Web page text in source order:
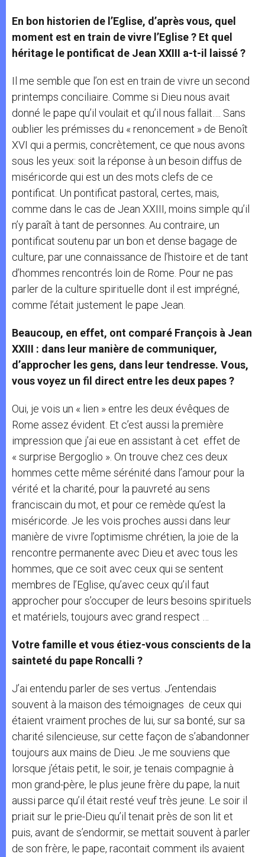
En bon historien de l’Eglise, d’après vous, quel
moment est en train de vivre l’Eglise ? Et quel
héritage le pontificat de Jean XXIII a-t-il laissé ?
Il me semble que l’on est en train de vivre un second
printemps conciliaire. Comme si Dieu nous avait
donné le pape qu’il voulait et qu’il nous fallait…. Sans
oublier les prémisses du « renoncement » de Benoît
XVI qui a permis, concrètement, ce que nous avons
sous les yeux: soit la réponse à un besoin diffus de
miséricorde qui est un des mots clefs de ce
pontificat. Un pontificat pastoral, certes, mais,
comme dans le cas de Jean XXIII, moins simple qu’il
n’y paraît à tant de personnes. Au contraire, un
pontificat soutenu par un bon et dense bagage de
culture, par une connaissance de l’histoire et de tant
d’hommes rencontrés loin de Rome. Pour ne pas
parler de la culture spirituelle dont il est imprégné,
comme l’était justement le pape Jean.
Beaucoup, en effet, ont comparé François à Jean
XXIII : dans leur manière de communiquer,
d’approcher les gens, dans leur tendresse. Vous,
vous voyez un fil direct entre les deux papes ?
Oui, je vois un « lien » entre les deux évêques de
Rome assez évident. Et c’est aussi la première
impression que j’ai eue en assistant à cet effet de
« surprise Bergoglio ». On trouve chez ces deux
hommes cette même sérénité dans l’amour pour la
vérité et la charité, pour la pauvreté au sens
franciscain du mot, et pour ce remède qu’est la
miséricorde. Je les vois proches aussi dans leur
manière de vivre l’optimisme chrétien, la joie de la
rencontre permanente avec Dieu et avec tous les
hommes, que ce soit avec ceux qui se sentent
membres de l’Eglise, qu’avec ceux qu’il faut
approcher pour s’occuper de leurs besoins spirituels
et matériels, toujours avec grand respect …
Votre famille et vous étiez-vous conscients de la
sainteté du pape Roncalli ?
J’ai entendu parler de ses vertus. J’entendais
souvent à la maison des témoignages de ceux qui
étaient vraiment proches de lui, sur sa bonté, sur sa
charité silencieuse, sur cette façon de s’abandonner
toujours aux mains de Dieu. Je me souviens que
lorsque j’étais petit, le soir, je tenais compagnie à
mon grand-père, le plus jeune frère du pape, la nuit
aussi parce qu’il était resté veuf très jeune. Le soir il
priait sur le prie-Dieu qu’il tenait près de son lit et
puis, avant de s’endormir, se mettait souvent à parler
de son frère, le pape, racontait comment ils avaient